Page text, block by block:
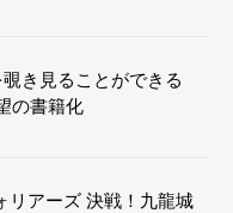
き見ることができる
の書籍化
リアーズ 決戦！九龍城